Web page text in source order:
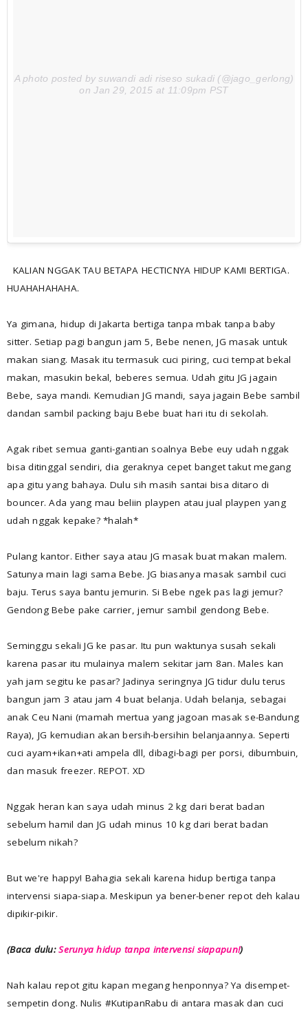
A photo posted by suwandi adi riseso sukadi (@jago_gerlong)
onJan 29, 2015 at 11:09pm PST
KALIAN NGGAK TAU BETAPA HECTICNYA HIDUP KAMI BERTIGA.
HUAHAHAHAHA.
Ya gimana, hidup di Jakarta bertiga tanpa mbak tanpa baby
sitter. Setiap pagi bangun jam 5, Bebe nenen, JG masak untuk
makan siang. Masak itu termasuk cuci piring, cuci tempat bekal
makan, masukin bekal, beberes semua. Udah gitu JG jagain
Bebe, saya mandi. Kemudian JG mandi, saya jagain Bebe sambil
dandan sambil packing baju Bebe buat hari itu di sekolah.
Agak ribet semua ganti-gantian soalnya Bebe euy udah nggak
bisa ditinggal sendiri, dia geraknya cepet banget takut megang
apa gitu yang bahaya. Dulu sih masih santai bisa ditaro di
bouncer. Ada yang mau beliin playpen atau jual playpen yang
udah nggak kepake? *halah*
Pulang kantor. Either saya atau JG masak buat makan malem.
Satunya main lagi sama Bebe. JG biasanya masak sambil cuci
baju. Terus saya bantu jemurin. Si Bebe ngek pas lagi jemur?
Gendong Bebe pake carrier, jemur sambil gendong Bebe.
Seminggu sekali JG ke pasar. Itu pun waktunya susah sekali
karena pasar itu mulainya malem sekitar jam 8an. Males kan
yah jam segitu ke pasar? Jadinya seringnya JG tidur dulu terus
bangun jam 3 atau jam 4 buat belanja. Udah belanja, sebagai
anak Ceu Nani (mamah mertua yang jagoan masak se-Bandung
Raya), JG kemudian akan bersih-bersihin belanjaannya. Seperti
cuci ayam+ikan+ati ampela dll, dibagi-bagi per porsi, dibumbuin,
dan masuk freezer. REPOT. XD
Nggak heran kan saya udah minus 2 kg dari berat badan
sebelum hamil dan JG udah minus 10 kg dari berat badan
sebelum nikah?
But we're happy! Bahagia sekali karena hidup bertiga tanpa
intervensi siapa-siapa. Meskipun ya bener-bener repot deh kalau
dipikir-pikir.
(Baca dulu:Serunya hidup tanpa intervensi siapapun!)
Nah kalau repot gitu kapan megang henponnya? Ya disempet-
sempetin dong. Nulis #KutipanRabu di antara masak dan cuci